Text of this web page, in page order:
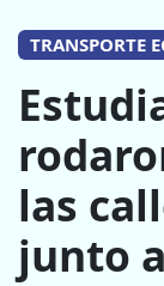
TRANSPORTE
las
junto